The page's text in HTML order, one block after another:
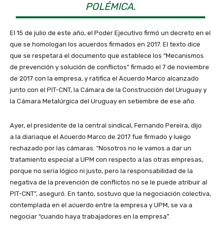
POLÉMICA.
El 15 de julio de este año, el Poder Ejecutivo firmó un decreto en el
que se homologan los acuerdos firmados en 2017. El texto dice
que se respetará el documento que establece los “Mecanismos
de prevención y solución de conflictos” firmado el 7 de noviembre
de 2017 con la empresa, y ratifica el Acuerdo Marco alcanzado
junto con el PIT-CNT, la Cámara de la Construcción del Uruguay y
la Cámara Metalúrgica del Uruguay en setiembre de ese año.
Ayer, el presidente de la central sindical, Fernando Pereira, dijo
a la diariaque el Acuerdo Marco de 2017 fue firmado y luego
rechazado por las cámaras. “Nosotros no le vamos a dar un
tratamiento especial a UPM con respecto a las otras empresas,
porque no sería lógico ni justo, pero la responsabilidad de la
negativa de la prevención de conflictos no se le puede atribuir al
PIT-CNT”, aseguró. En tanto, sostuvo que la negociación colectiva,
contemplada en el acuerdo entre la empresa y UPM, se va a
negociar “cuando haya trabajadores en la empresa”.